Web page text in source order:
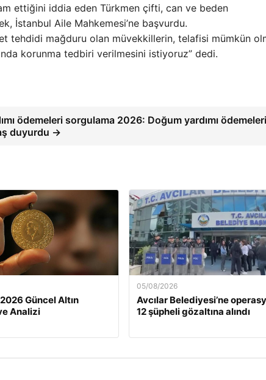
ettiğini iddia eden Türkmen çifti, can ve beden
İstanbul Aile Mahkemesi’ne başvurdu.
tehdidi mağduru olan müvekkillerin, telafisi mümkün
korunma tedbiri verilmesini istiyoruz” dedi.
ödemeleri sorgulama 2026: Doğum yardımı ödemeleri
duyurdu →
Güncel Altın
Analizi
05/08/2026
Avcılar Belediyesi’ne
12 şüpheli gözaltına alındı